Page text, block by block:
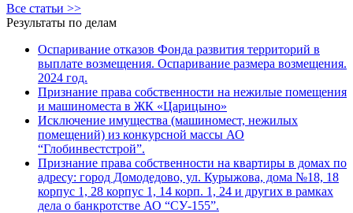
Все статьи >>
Результаты по делам
Оспаривание отказов Фонда развития территорий в
выплате возмещения. Оспаривание размера возмещения.
2024 год.
Признание права собственности на нежилые помещения
и машиноместа в ЖК «Царицыно»
Исключение имущества (машиномест, нежилых
помещений) из конкурсной массы АО
“Глобинвестстрой”.
Признание права собственности на квартиры в домах по
адресу: город Домодедово, ул. Курыжова, дома №18, 18
корпус 1, 28 корпус 1, 14 корп. 1, 24 и других в рамках
дела о банкротстве АО “СУ-155”.